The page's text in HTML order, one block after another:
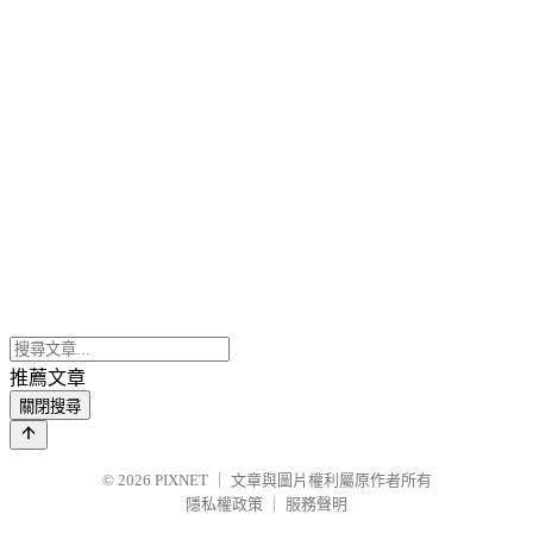
推薦文章
關閉搜尋
© 2026 PIXNET
文章與圖片權利屬原作者所有
隱私權政策
服務聲明